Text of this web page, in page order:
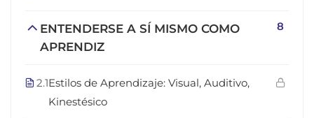
ENTENDERSE A SÍ MISMO COMO
APRENDIZ
8
2.1Estilos de Aprendizaje: Visual, Auditivo,
Kinestésico